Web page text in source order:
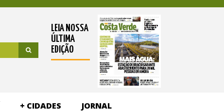
LEIA NOSSA
ÚLTIMA
EDIÇÃO
+ CIDADES JORNAL